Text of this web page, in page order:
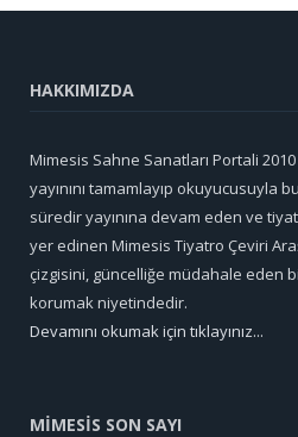
HAKKIMIZDA
Mimesis Sahne Sanatları Portali 2010
yayınını tamamlayıp okuyucusuyla
süredir yayınına devam eden ve
yer edinen Mimesis Tiyatro Çeviri
çizgisini, güncelliğe müdahale eden
korumak niyetindedir.
Devamını okumak için tıklayınız...
MİMESİS SON SAYI